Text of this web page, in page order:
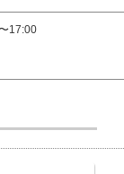
17:00